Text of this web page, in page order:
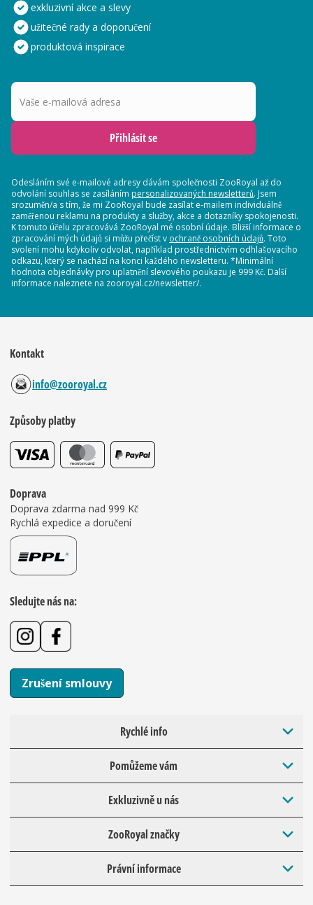
exkluzivní akce a slevy
užitečné rady a doporučení
produktová inspirace
Vaše e-mailová adresa
Přihlásit se
Odesláním své e-mailové adresy dávám společnosti ZooRoyal až do
odvolání souhlas se zasíláním personalizovaných newsletterů. Jsem
srozuměn/a s tím, že mi ZooRoyal bude zasílat e-mailem individuálně
zaměřenou reklamu na produkty a služby, akce a dotazníky spokojenosti.
K tomuto účelu zpracovává ZooRoyal mé osobní údaje. Bližší informace o
zpracování mých údajů si můžu přečíst v ochraně osobních údajů. Toto
svolení mohu kdykoliv odvolat, například prostřednictvím odhlašovacího
odkazu, který se nachází na konci každého newsletteru. *Minimální
hodnota objednávky pro uplatnění slevového poukazu je 999 Kč. Další
informace naleznete na zooroyal.cz/newsletter/.
Kontakt
info@zooroyal.cz
Způsoby platby
Doprava
Doprava zdarma nad 999 Kč
Rychlá expedice a doručení
Sledujte nás na:
Zrušení smlouvy
Rychlé info
Pomůžeme vám
Exkluzivně u nás
ZooRoyal značky
Právní informace